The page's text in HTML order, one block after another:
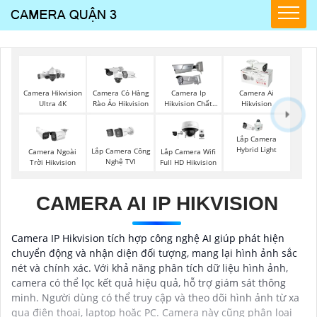
Camera Hikvision
Ultra 4K
Camera Có Hàng
Rào Ảo Hikvision
Camera Ip
Hikvision Chất
Camera Ai
Hikvision
Camera Ngoài
Trời Hikvision
Lắp Camera Công
Nghệ TVI
Lắp Camera Wifi
Full HD Hikvision
Lắp Camera
Hybrid Light
CAMERA AI IP HIKVISION
Camera IP Hikvision tích hợp công nghệ AI giúp phát hiện
chuyển động và nhận diện đối tượng, mang lại hình ảnh sắc
nét và chính xác. Với khả năng phân tích dữ liệu hình ảnh,
camera có thể lọc kết quả hiệu quả, hỗ trợ giám sát thông
minh. Người dùng có thể truy cập và theo dõi hình ảnh từ xa
qua điện thoại, laptop hoặc PC. Camera này cũng phân loại